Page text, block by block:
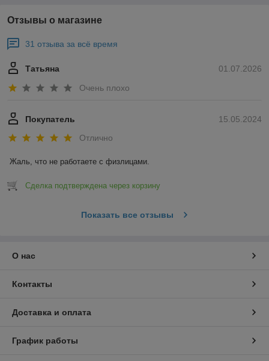
Отзывы о магазине
31 отзыва за всё время
01.07.2026
Татьяна
Очень плохо
15.05.2024
Покупатель
Отлично
Жаль, что не работаете с физлицами.
Сделка подтверждена через корзину
Показать все отзывы
О нас
Контакты
Доставка и оплата
График работы